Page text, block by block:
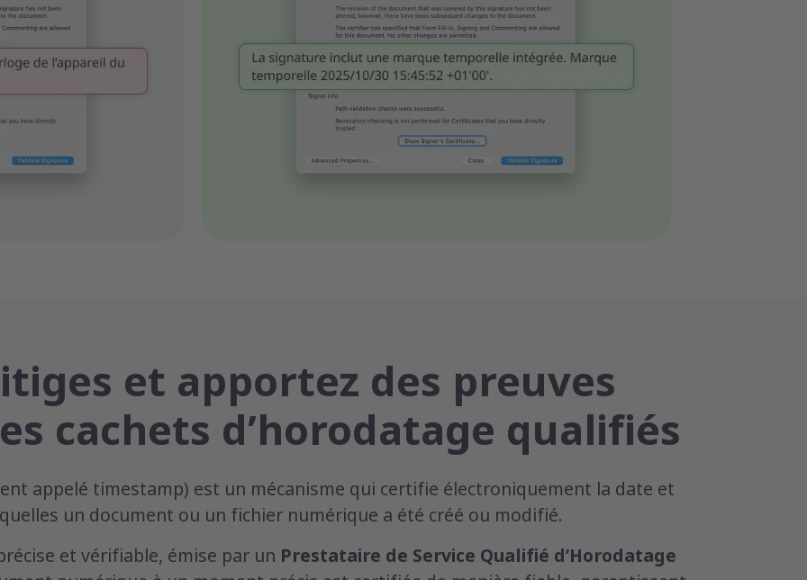
et apportez des preuves
cachets d’horodatage qualifiés
appelé timestamp) est un mécanisme qui certifie électroniquement la date et
un document ou un fichier numérique a été créé ou modifié.
et vérifiable, émise par un Prestataire de Service Qualifié d’Horodatage